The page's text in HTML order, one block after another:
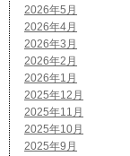
2026年5月
2026年4月
2026年3月
2026年2月
2026年1月
2025年12月
2025年11月
2025年10月
2025年9月